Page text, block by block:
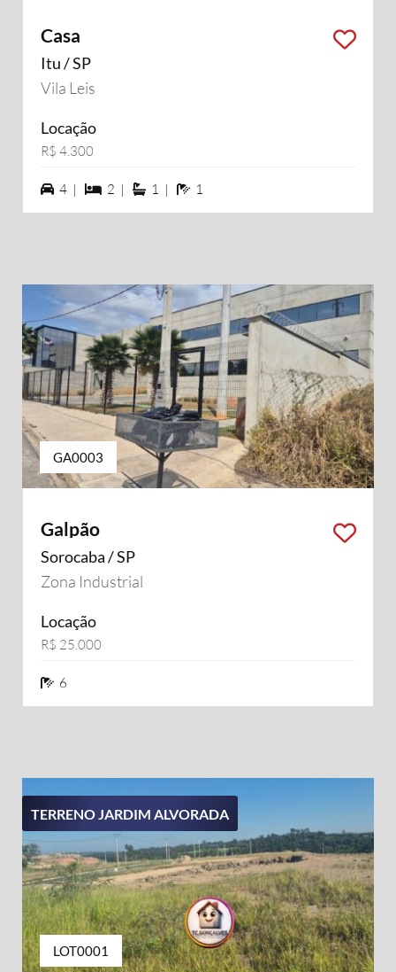
Casa
Itu / SP
Vila Leis
Locação
R$ 4.300
4 vagas na garagem
4 | 2 dormiórios
2 | 1 suítes
1 | 1 banheiros
1
GA0003
Galpão
Sorocaba / SP
Zona Industrial
Locação
R$ 25.000
6 banheiros
6
TERRENO JARDIM ALVORADA
LOT0001